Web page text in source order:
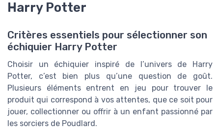
Harry Potter
Critères essentiels pour sélectionner son
échiquier Harry Potter
Choisir un échiquier inspiré de l’univers de Harry
Potter, c’est bien plus qu’une question de goût.
Plusieurs éléments entrent en jeu pour trouver le
produit qui correspond à vos attentes, que ce soit pour
jouer, collectionner ou offrir à un enfant passionné par
les sorciers de Poudlard.